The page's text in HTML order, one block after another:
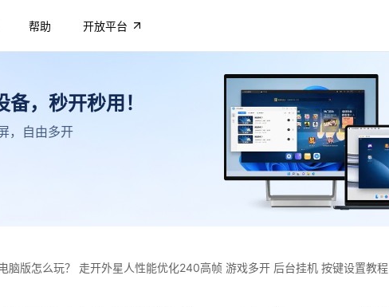
帮助 开放平台
，秒开秒用！
，自由多开
脑版怎么玩？ 走开外星人性能优化240高帧 游戏多开 后台挂机 按键设置教程